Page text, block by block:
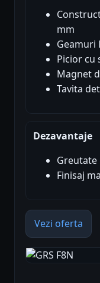
mm
Geamuri
Picior cu
Magnet
Tavita
Dezavantaje
Greutate
Finisaj
Vezi oferta